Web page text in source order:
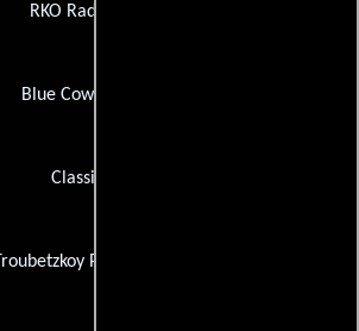
RKO Radio Films
Blue Cow Creative
ClassicLine
Paintings Ltd.